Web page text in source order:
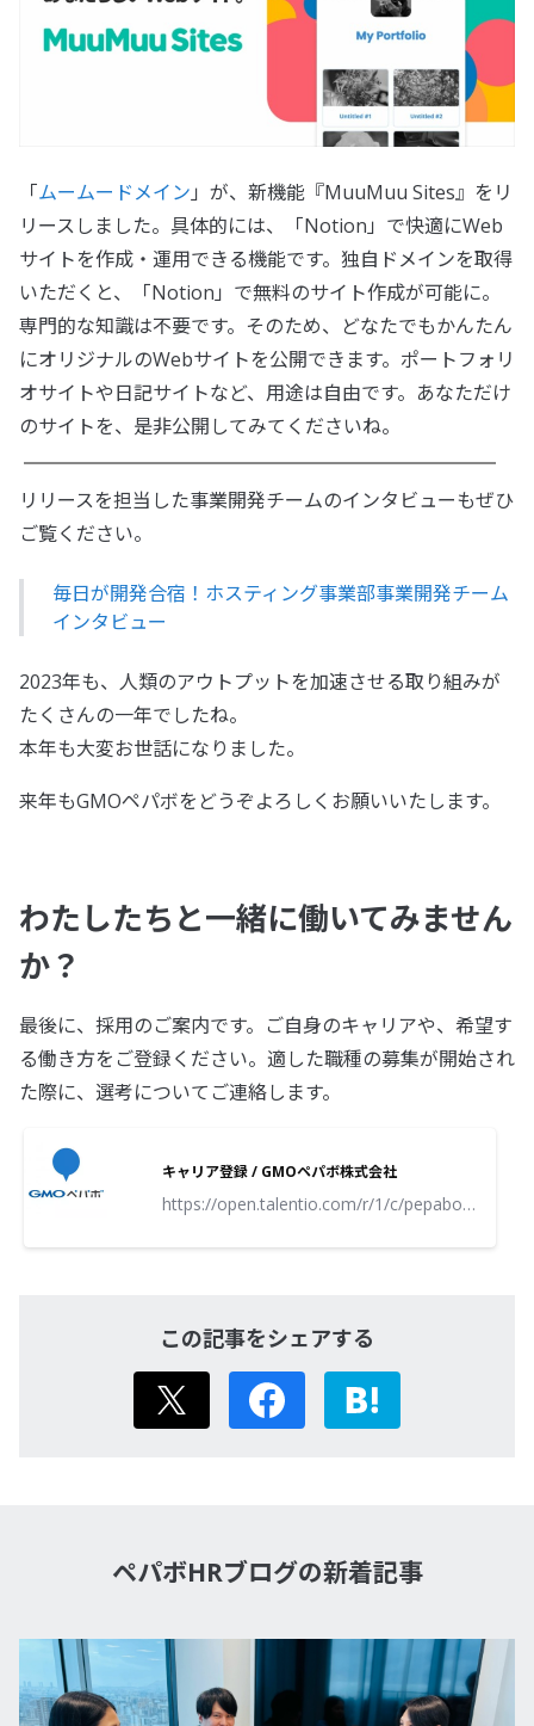
「ムームードメイン 」が、新機能『MuuMuu Sites』をリ
リースしました。具体的には、「Notion」で快適にWeb
サイトを作成・運用できる機能です。独自ドメインを取得
いただくと、「Notion」で無料のサイト作成が可能に。
専門的な知識は不要です。そのため、どなたでもかんたん
にオリジナルのWebサイトを公開できます。ポートフォリ
オサイトや日記サイトなど、用途は自由です。あなただけ
のサイトを、是非公開してみてくださいね。
リリースを担当した事業開発チームのインタビューもぜひ
ご覧ください。
毎日が開発合宿！ホスティング事業部事業開発チーム
インタビュー
2023年も、人類のアウトプットを加速させる取り組みが
たくさんの一年でしたね。
本年も大変お世話になりました。
来年もGMOペパボをどうぞよろしくお願いいたします。
わたしたちと一緒に働いてみません
か？
最後に、採用のご案内です。ご自身のキャリアや、希望す
る働き方をご登録ください。適した職種の募集が開始され
た際に、選考についてご連絡します。
キャリア登録 / GMOペパボ株式会社
https://open.talentio.com/r/1/c/pepabo/pages/45212
この記事をシェアする
Facebook
ペパボHRブログの新着記事